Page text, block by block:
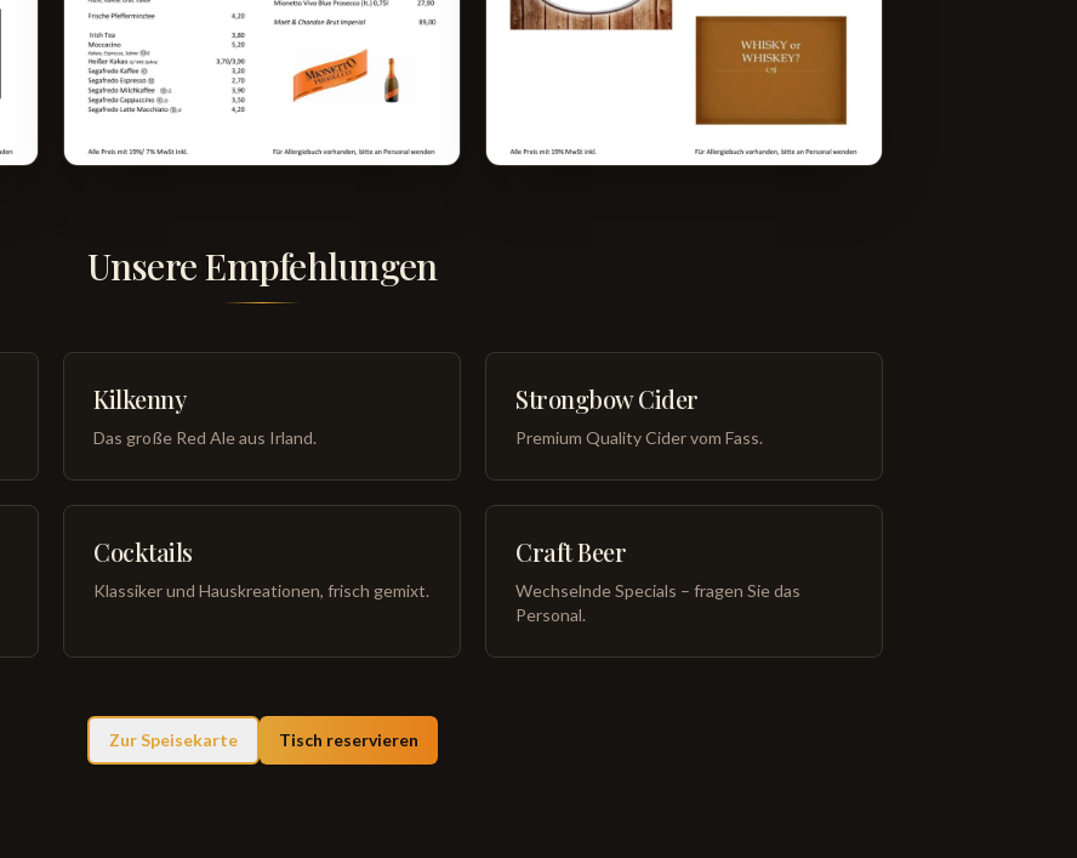
Unsere Empfehlungen
Kilkenny
Das große Red Ale aus Irland.
Strongbow Cider
Premium Quality Cider vom Fass.
Cocktails
Klassiker und Hauskreationen, frisch gemixt.
Craft Beer
Wechselnde Specials – fragen Sie das
Personal.
Zur Speisekarte Tisch reservieren